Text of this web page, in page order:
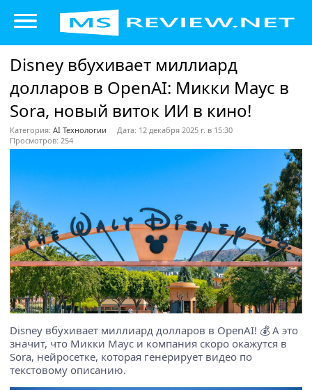
Disney вбухивает миллиард
долларов в OpenAI: Микки Маус в
Sora, новый виток ИИ в кино!
Категория: AI Технологии
Дата: 12 декабря 2025 г. в 15:30
Просмотров: 254
Disney вбухивает миллиард долларов в OpenAI! 💰 А это
значит, что Микки Маус и компания скоро окажутся в
Sora, нейросетке, которая генерирует видео по
текстовому описанию.